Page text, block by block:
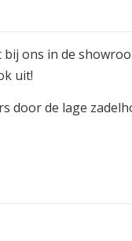
ons in de
uit!
door de lage